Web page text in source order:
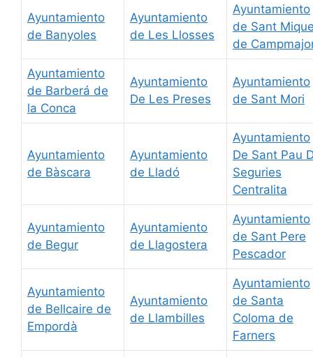
Ayuntamiento
de Banyoles
Ayuntamiento
de Les Llosses
Ayuntamiento
de Sant
de
Ayuntamiento
de Barberá de
la Conca
Ayuntamiento
De Les Preses
Ayuntamiento
de Sant Mori
Ayuntamiento
de Bàscara
Ayuntamiento
de Lladó
Ayuntamiento
De Sant Pau
Seguries
Centralita
Ayuntamiento
de Begur
Ayuntamiento
de Llagostera
Ayuntamiento
de Sant Pere
Pescador
Ayuntamiento
de Bellcaire de
Empordà
Ayuntamiento
de Llambilles
Ayuntamiento
de Santa
Coloma de
Farners